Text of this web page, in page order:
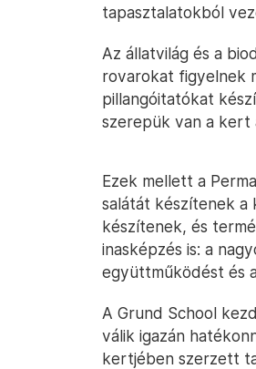
tapasztalatokból
Az állatvilág és a
rovarokat figyelnek
pillangóitatókat
szerepük van a kert
Ezek mellett a
salátát készítenek
készítenek, és
inasképzés is: a
együttműködést és
A Grund School
válik igazán
kertjében szerzett